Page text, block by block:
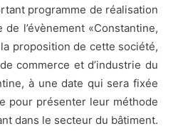
programme de réalisation
l’évènement «Constantine,
proposition de cette société,
commerce et d’industrie du
à une date qui sera fixée
pour présenter leur méthode
dans le secteur du bâtiment.